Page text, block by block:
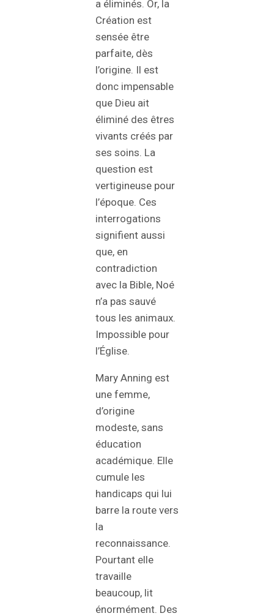
a éliminés. Or, la
Création est
sensée être
parfaite, dès
l’origine. Il est
donc impensable
que Dieu ait
éliminé des êtres
vivants créés par
ses soins. La
question est
vertigineuse pour
l’époque. Ces
interrogations
signifient aussi
que, en
contradiction
avec la Bible, Noé
n’a pas sauvé
tous les animaux.
Impossible pour
l’Église.
Mary Anning est
une femme,
d’origine
modeste, sans
éducation
académique. Elle
cumule les
handicaps qui lui
barre la route vers
la
reconnaissance.
Pourtant elle
travaille
beaucoup, lit
énormément. Des